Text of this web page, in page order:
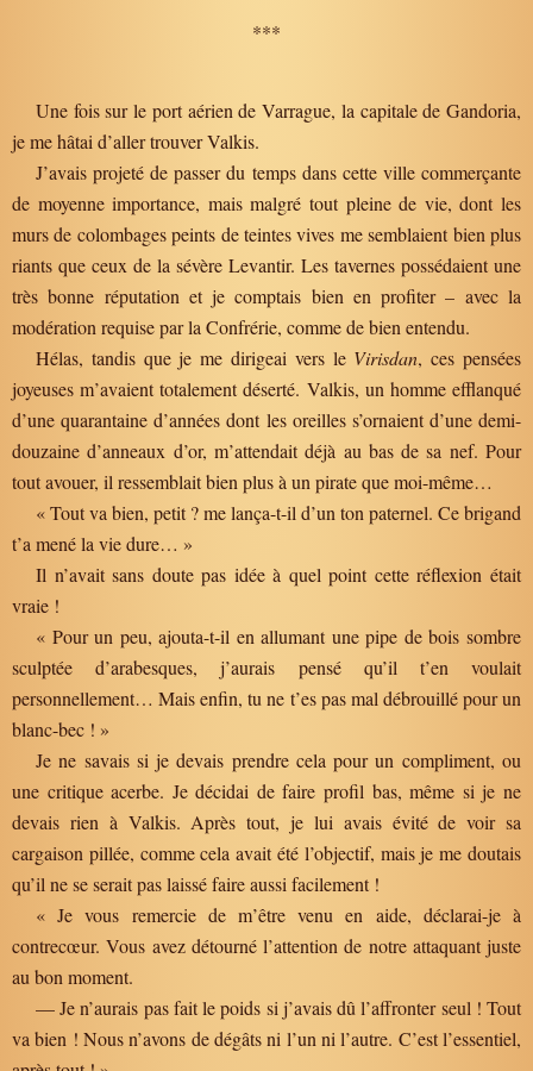
***
Une fois sur le port aérien de Varrague, la capitale de Gandoria,
je me hâtai d’aller trouver Valkis.
J’avais projeté de passer du temps dans cette ville commerçante
de moyenne importance, mais malgré tout pleine de vie, dont les
murs de colombages peints de teintes vives me semblaient bien plus
riants que ceux de la sévère Levantir. Les tavernes possédaient une
très bonne réputation et je comptais bien en profiter – avec la
modération requise par la Confrérie, comme de bien entendu.
Hélas, tandis que je me dirigeai vers le Virisdan, ces pensées
joyeuses m’avaient totalement déserté. Valkis, un homme efflanqué
d’une quarantaine d’années dont les oreilles s’ornaient d’une demi-
douzaine d’anneaux d’or, m’attendait déjà au bas de sa nef. Pour
tout avouer, il ressemblait bien plus à un pirate que moi-même…
« Tout va bien, petit ? me lança-t-il d’un ton paternel. Ce brigand
t’a mené la vie dure… »
Il n’avait sans doute pas idée à quel point cette réflexion était
vraie !
« Pour un peu, ajouta-t-il en allumant une pipe de bois sombre
sculptée d’arabesques, j’aurais pensé qu’il t’en voulait
personnellement… Mais enfin, tu ne t’es pas mal débrouillé pour un
blanc-bec ! »
Je ne savais si je devais prendre cela pour un compliment, ou
une critique acerbe. Je décidai de faire profil bas, même si je ne
devais rien à Valkis. Après tout, je lui avais évité de voir sa
cargaison pillée, comme cela avait été l’objectif, mais je me doutais
qu’il ne se serait pas laissé faire aussi facilement !
« Je vous remercie de m’être venu en aide, déclarai-je à
contrecœur. Vous avez détourné l’attention de notre attaquant juste
au bon moment.
— Je n’aurais pas fait le poids si j’avais dû l’affronter seul ! Tout
va bien ! Nous n’avons de dégâts ni l’un ni l’autre. C’est l’essentiel,